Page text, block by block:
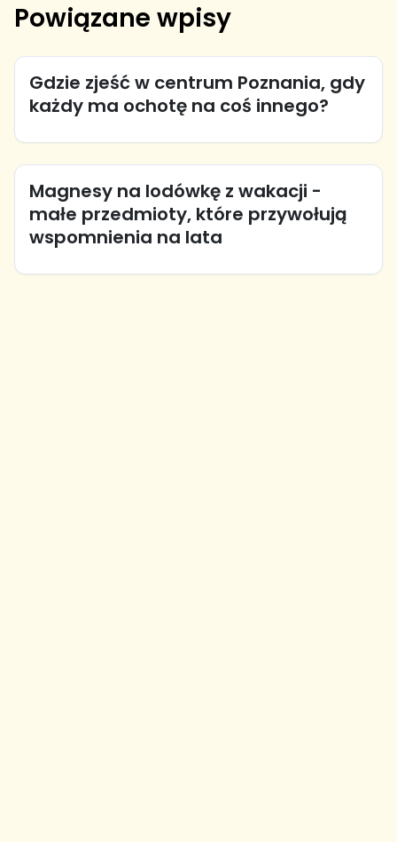
Powiązane wpisy
Gdzie zjeść w centrum Poznania, gdy
każdy ma ochotę na coś innego?
Magnesy na lodówkę z wakacji -
małe przedmioty, które przywołują
wspomnienia na lata